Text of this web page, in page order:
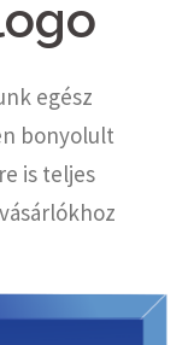
egész
bonyolult
is teljes